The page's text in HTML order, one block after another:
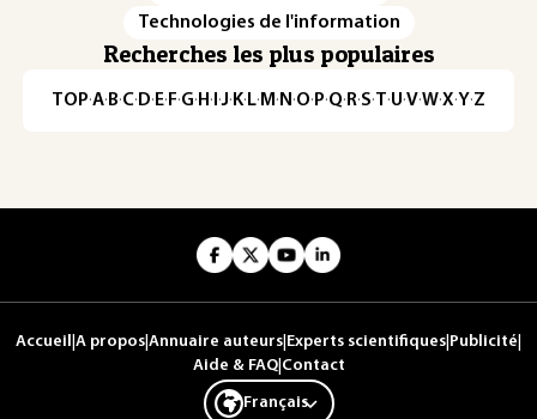
Technologies de l'information
Recherches les plus populaires
TOP·A·B·C· D· E· F·G· H · ·J· K· L· M · N ·O· P·Q· R·S·T·U·V·W·X·Y·Z
Accueil A propos Annuaire auteurs Experts scientifiques Publicité
Aide & FAQ| Contact
Français